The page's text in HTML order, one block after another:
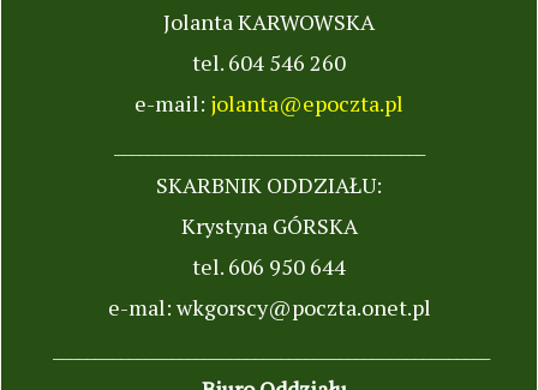
Jolanta KARWOWSKA
tel. 604 546 260
e-mail: jolanta@epoczta.pl
SKARBNIK ODDZIAŁU:
Krystyna GÓRSKA
tel. 606 950 644
e-mal: wkgorscy@poczta.onet.pl